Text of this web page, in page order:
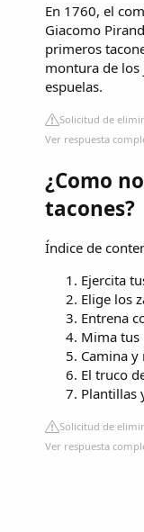
En 1760, el
Giacomo
primeros
montura de los
espuelas.
Solicitud de
Ver respuesta
¿Como
tacones?
Índice de
Ejercita
Elige los
Entrena
Mima tus
Camina y
El truco
Plantillas
Solicitud de
Ver respuesta